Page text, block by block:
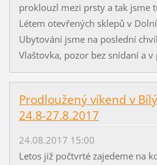
proklouzl mezi prsty a tak jsme
Létem otevřených sklepů v
Ubytování jsme na poslední
Vlaštovka, pozor bez snídaní a
Prodloužený víkend v
24.8-27.8.2017
24.08.2017 15:00
Letos již počtvrté zajedeme na